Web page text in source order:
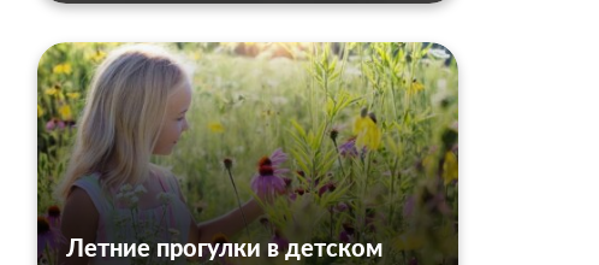
Летние прогулки в детском